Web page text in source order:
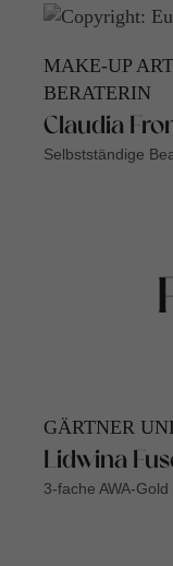
MAKE-UP
BERATERIN
Claudia
Selbstständige
GÄRTNER
Lidwina
3-fache AWA-